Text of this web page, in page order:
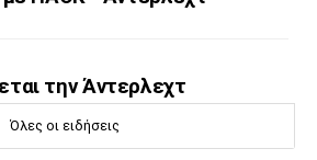
την Άντερλεχτ
Όλες οι ειδήσεις